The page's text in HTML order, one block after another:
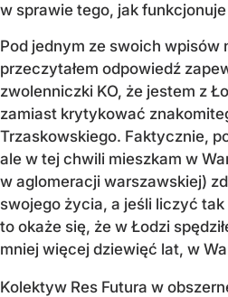
w sprawie tego, jak
Pod jednym ze swoich wpisów
przeczytałem odpowiedź
zwolenniczki KO, że jestem z
zamiast krytykować
Trzaskowskiego. Faktycznie,
ale w tej chwili mieszkam w
w aglomeracji warszawskiej)
swojego życia, a jeśli liczyć
to okaże się, że w Łodzi
mniej więcej dziewięć lat, w
Kolektyw Res Futura w